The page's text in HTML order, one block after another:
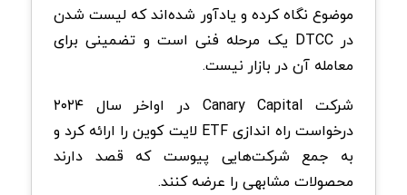
موضوع نگاه کرده و یادآور شده‌اند که لیست شدن
در DTCC یک مرحله فنی است و تضمینی برای
معامله آن در بازار نیست.
شرکت Canary Capital در اواخر سال ۲۰۲۴
درخواست راه‌ اندازی ETF لایت کوین را ارائه کرد و
به جمع شرکت‌هایی پیوست که قصد دارند
محصولات مشابهی را عرضه کنند.